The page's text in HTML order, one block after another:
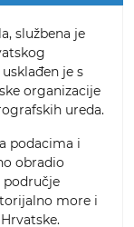
službena je
je s
organizacije
ureda.
podacima i
obradio
područje
more i